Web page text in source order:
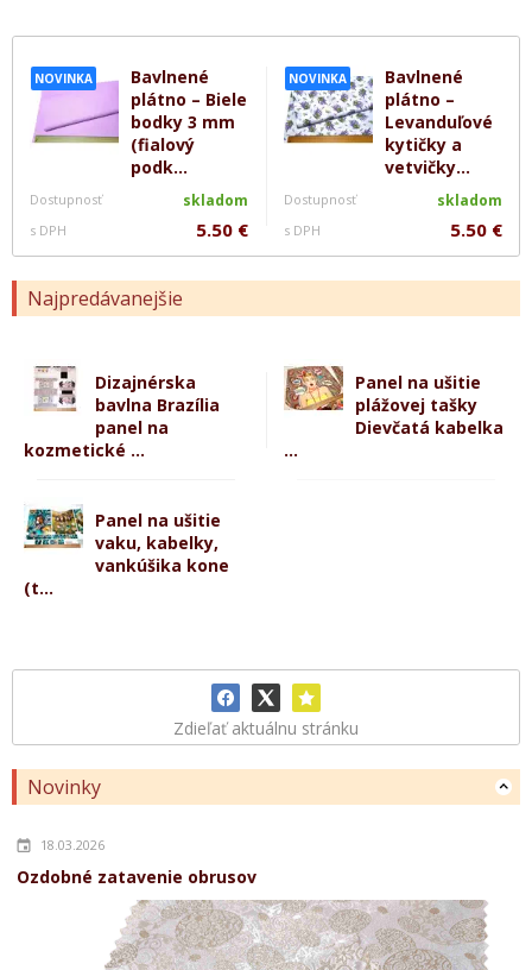
NOVINKA
Bavlnené
plátno – Biele
bodky 3 mm
(fialový
podk...
Dostupnosť skladom
s DPH 5.50 €
NOVINKA
Bavlnené
plátno –
Levanduľové
kytičky a
vetvičky...
Dostupnosť skladom
s DPH 5.50 €
Najpredávanejšie
Dizajnérska
bavlna Brazília
panel na
kozmetické ...
Panel na ušitie
plážovej tašky
Dievčatá kabelka
...
Panel na ušitie
vaku, kabelky,
vankúšika kone
(t...
Zdieľať aktuálnu stránku
Novinky
18.03.2026
Ozdobné zatavenie obrusov